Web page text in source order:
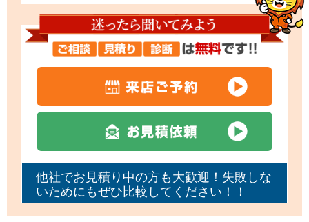
他社でお見積り中の方も大歓迎！失敗しな
いためにもぜひ比較してください！！